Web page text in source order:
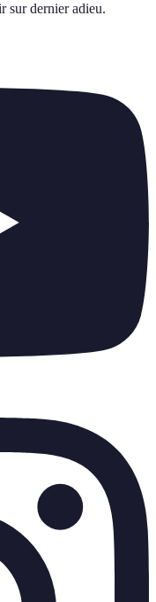
sur dernier adieu.